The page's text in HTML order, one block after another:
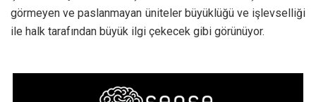
görmeyen ve paslanmayan üniteler büyüklüğü ve işlevselliği
ile halk tarafından büyük ilgi çekecek gibi görünüyor.